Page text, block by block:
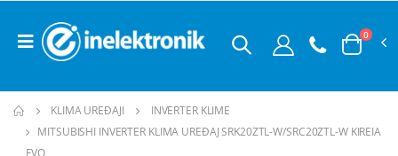
0
KLIMA UREĐAJI
INVERTER KLIME
MITSUBISHI INVERTER KLIMA UREĐAJ SRK20ZTL-W/SRC20ZTL-W KIREIA